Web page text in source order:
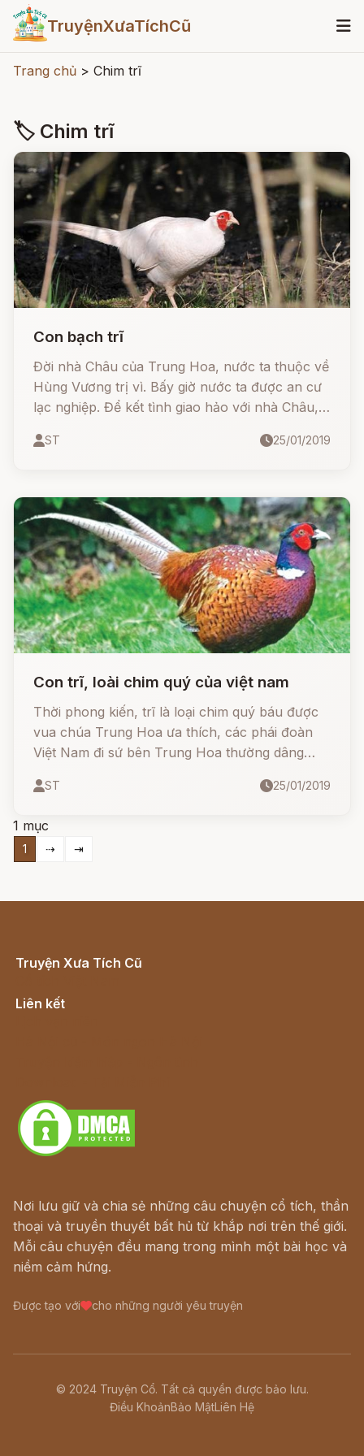
TruyệnXưaTíchCũ
Trang chủ > Chim trĩ
🏷 Chim trĩ
Con bạch trĩ
Đời nhà Châu của Trung Hoa, nước ta thuộc về
Hùng Vương trị vì. Bấy giờ nước ta được an cư
lạc nghiệp. Để kết tình giao hảo với nhà Châu,
Châu một con trĩ lông trắng.
ST 25/01/2019
Con trĩ, loài chim quý của việt nam
Thời phong kiến, trĩ là loại chim quý báu được
vua chúa Trung Hoa ưa thích, các phái đoàn
Việt Nam đi sứ bên Trung Hoa thường dâng
dùng lông trĩ mà thay thế. Dắt lông trĩ sau lưng,
ST 25/01/2019
1 mục
1 ⇢ ⇥
Truyện Xưa Tích Cũ
Liên kết
Nơi lưu giữ và chia sẻ những câu chuyện cổ tích, thần
thoại và truyền thuyết bất hủ từ khắp nơi trên thế giới.
Mỗi câu chuyện đều mang trong mình một bài học và
niềm cảm hứng.
Được tạo với cho những người yêu truyện
© 2024 Truyện Cổ. Tất cả quyền được bảo lưu.
Điều KhoảnBảo MậtLiên Hệ